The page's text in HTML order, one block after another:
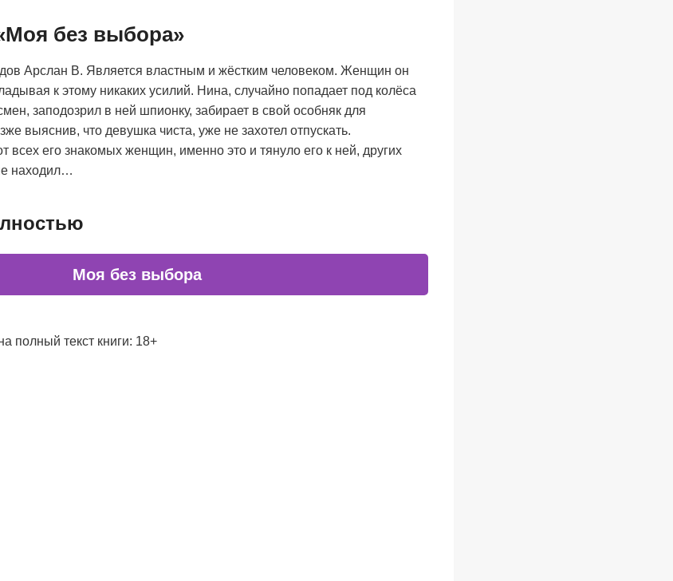
без выбора»
Арслан В. Является властным и жёстким человеком. Женщин он
к этому никаких усилий. Нина, случайно попадает под колёса
заподозрил в ней шпионку, забирает в свой особняк для
выяснив, что девушка чиста, уже не захотел отпускать.
всех его знакомых женщин, именно это и тянуло его к ней, других
находил…
Моя без выбора
полный текст книги: 18+